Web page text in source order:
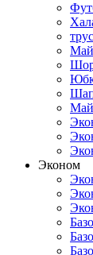
Эконом